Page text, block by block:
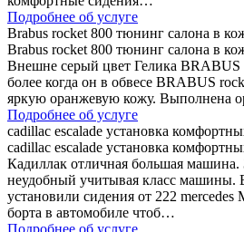
Подробнее об услуге
Brabus rocket 800 тюнинг салона в
Brabus rocket 800 тюнинг салона в
Внешне серый цвет Гелика BRABUS
более когда он в обвесе BRABUS
яркую оранжевую кожу. Выполнена
Подробнее об услуге
cadillac escalade установка
cadillac escalade установка
Кадиллак отличная большая машина.
неудобный учитывая класс машины.
установили сидения от 222
борта в автомобиле чтоб…